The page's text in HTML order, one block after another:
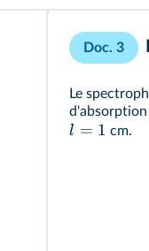
Doc. 3
Le
d'absorption
l = 1 cm.